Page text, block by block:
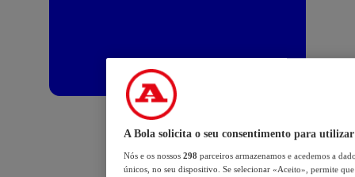
A Bola solicita o seu consentimento para utilizar
Nós e os nossos 298 parceiros armazenamos e acedemos a
únicos, no seu dispositivo. Se selecionar «Aceito», permite